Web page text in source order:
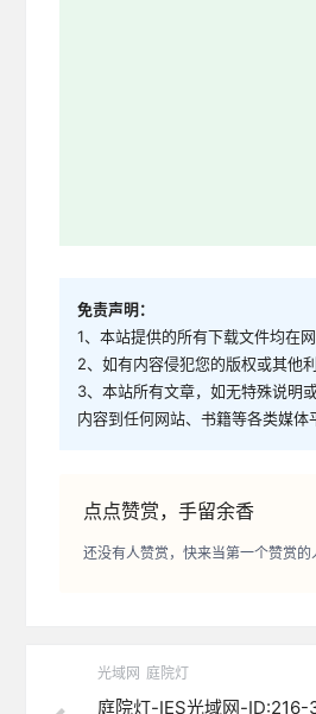
免责声明：
1、本站提供的所有下载文件均在
2、如有内容侵犯您的版权或其他
3、本站所有文章，如无特殊说明
内容到任何网站、书籍等各类媒体
点点赞赏，手留余香
还没有人赞赏，快来当第一个赞赏的
光域网 庭院灯
庭院灯-IES光域网-ID:216-